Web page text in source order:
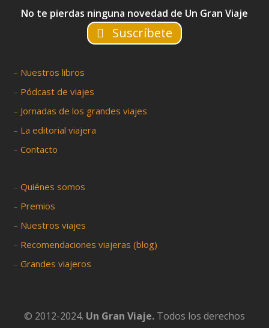
No te pierdas ninguna novedad de Un Gran Viaje
Suscríbete
– Nuestros libros
– Pódcast de viajes
– Jornadas de los grandes viajes
– La editorial viajera
–Contacto
–Quiénes somos
– Premios
– Nuestros viajes
– Recomendaciones viajeras (blog)
–Grandes viajeros
© 2012-2024. Un Gran Viaje. Todos los derechos